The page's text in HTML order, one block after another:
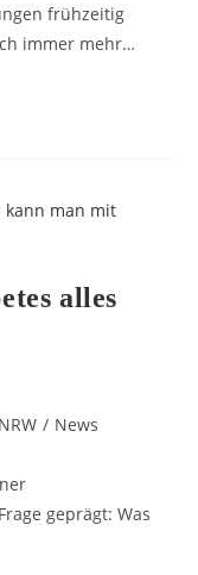
frühzeitig
immer mehr…
alles
/ News
geprägt: Was